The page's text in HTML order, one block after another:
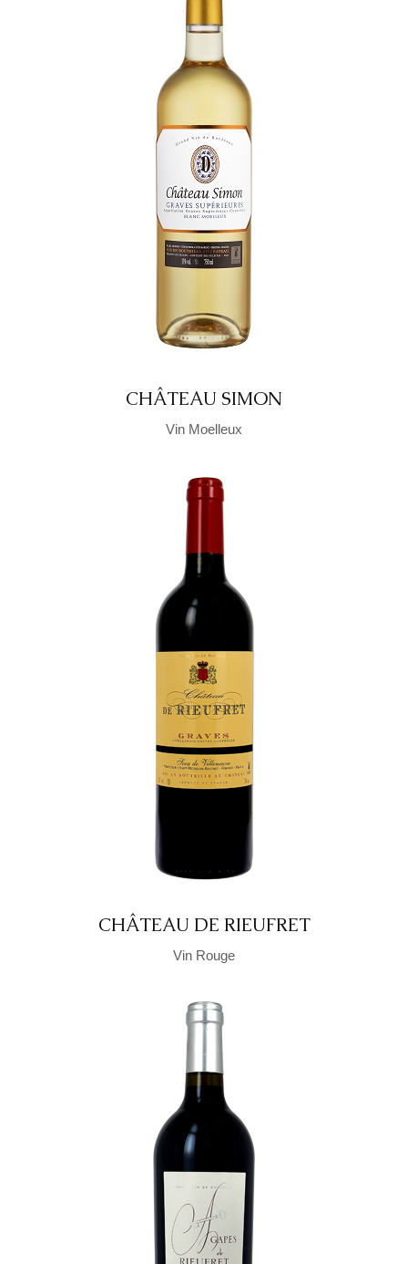
CHÂTEAU SIMON
Vin Moelleux
CHÂTEAU DE RIEUFRET
Vin Rouge